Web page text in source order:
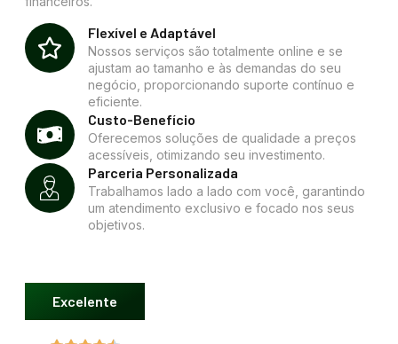
Flexível e Adaptável
Nossos serviços são totalmente online e se
ajustam ao tamanho e às demandas do seu
negócio, proporcionando suporte contínuo e
eficiente.
Custo-Benefício
Oferecemos soluções de qualidade a preços
acessíveis, otimizando seu investimento.
Parceria Personalizada
Trabalhamos lado a lado com você, garantindo
um atendimento exclusivo e focado nos seus
objetivos.
Excelente